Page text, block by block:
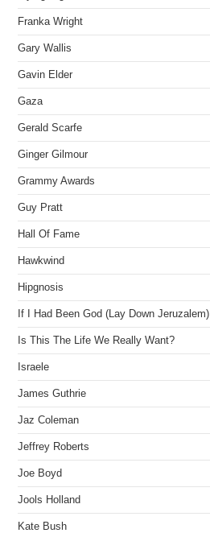
Franka Wright
Gary Wallis
Gavin Elder
Gaza
Gerald Scarfe
Ginger Gilmour
Grammy Awards
Guy Pratt
Hall Of Fame
Hawkwind
Hipgnosis
If I Had Been God (Lay Down Jeruzalem)
Is This The Life We Really Want?
Israele
James Guthrie
Jaz Coleman
Jeffrey Roberts
Joe Boyd
Jools Holland
Kate Bush